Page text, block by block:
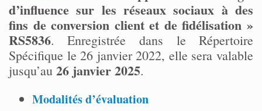
d’influence sur les réseaux sociaux à des
fins de conversion client et de fidélisation »
RS5836. Enregistrée dans le Répertoire
Spécifique le 26 janvier 2022, elle sera valable
jusqu’au 26 janvier 2025.
Modalités d’évaluation